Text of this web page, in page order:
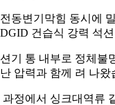
동변기막힘 동시에
건습식 강력 석
기 통 내부로 정체불
압력과 함께 려 나왔
과정에서 싱크대역류